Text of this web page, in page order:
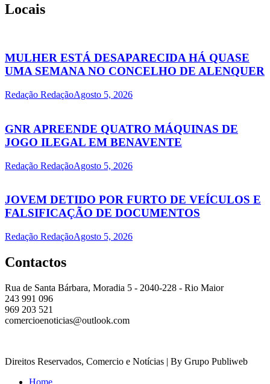
Locais
MULHER ESTÁ DESAPARECIDA HÁ QUASE
UMA SEMANA NO CONCELHO DE ALENQUER
Redação RedaçãoAgosto 5, 2026
GNR APREENDE QUATRO MÁQUINAS DE
JOGO ILEGAL EM BENAVENTE
Redação RedaçãoAgosto 5, 2026
JOVEM DETIDO POR FURTO DE VEÍCULOS E
FALSIFICAÇÃO DE DOCUMENTOS
Redação RedaçãoAgosto 5, 2026
Contactos
Rua de Santa Bárbara, Moradia 5 - 2040-228 - Rio Maior
243 991 096
969 203 521
comercioenoticias@outlook.com
Direitos Reservados, Comercio e Notícias | By Grupo Publiweb
Home